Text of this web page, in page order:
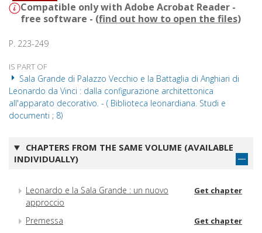
Compatible only with Adobe Acrobat Reader -
free software - (find out how to open the files)
P. 223-249
IS PART OF
Sala Grande di Palazzo Vecchio e la Battaglia di Anghiari di
Leonardo da Vinci : dalla configurazione architettonica
all'apparato decorativo. - ( Biblioteca leonardiana. Studi e
documenti ; 8)
CHAPTERS FROM THE SAME VOLUME (AVAILABLE
INDIVIDUALLY)
Leonardo e la Sala Grande : un nuovo
approccio
Get chapter
Premessa Get chapter